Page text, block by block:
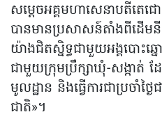
សម្តេចអគ្គមហាសេនាបតីតេ
បានមានប្រសាសន៍តាំងពីដើមនី
យ៉ាងជិតស្និទ្ធជាមួយអង្គបោះ
ជាមួយក្រុមប្រឹក្សាឃុំ-សង្កាត់
មូលដ្ឋាន និងធ្វើការជាប្រចាំថ្
ជាតិ»។